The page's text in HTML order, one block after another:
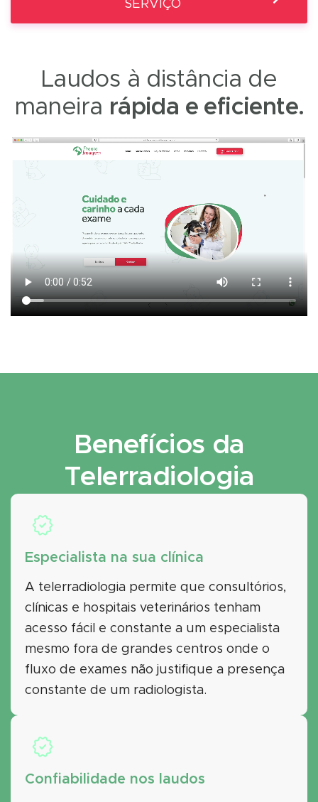
SERVIÇO
Laudos à distância de
maneira rápida e eficiente.
Benefícios da
Telerradiologia
Especialista na sua clínica
A telerradiologia permite que consultórios,
clínicas e hospitais veterinários tenham
acesso fácil e constante a um especialista
mesmo fora de grandes centros onde o
fluxo de exames não justifique a presença
constante de um radiologista.
Confiabilidade nos laudos